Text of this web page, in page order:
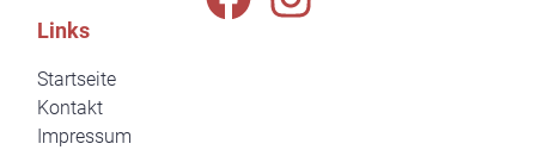
Links
Startseite
Kontakt
Impressum